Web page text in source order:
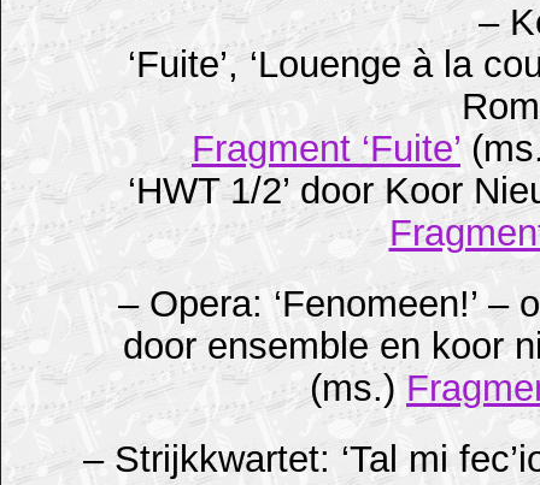
–
‘Fuite’, ‘Louenge à la
Fragment ‘Fuite’
‘HWT 1/2’ door Koor
– Opera: ‘Fenomeen!’
door ensemble en koor
(ms.)
– Strijkkwartet: ‘Tal mi